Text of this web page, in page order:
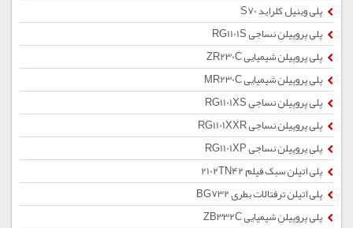
پلی وینیل کلراید S70
پلی پروپیلن نساجی RG1101S
پلی پروپیلن شیمیایی ZR230C
پلی پروپیلن شیمیایی MR230C
پلی پروپیلن نساجی RG1101XS
پلی پروپیلن نساجی RG1101XXR
پلی پروپیلن نساجی RG1101XP
پلی اتیلن سبک فیلم 2102TN42
پلی اتیلن ترفتالات بطری BG732
پلی پروپیلن شیمیایی ZB332C